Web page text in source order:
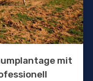
mit